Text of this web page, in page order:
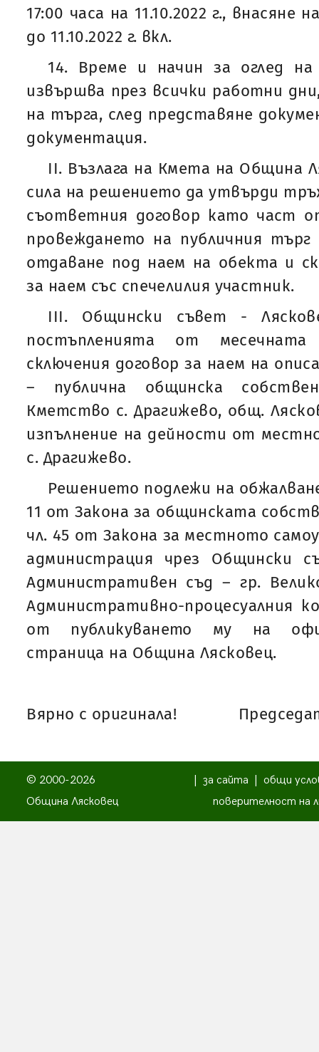
17:00 часа на 11.10.2022 г., внасяне
до 11.10.2022 г. вкл.
14. Време и начин за оглед
извършва през всички работни
на търга, след представяне
документация.
II. Възлага на Кмета на Община
сила на решението да утвърди
съответния договор като част
провеждането на публичния
отдаване под наем на обекта и
за наем със спечелилия участник.
III. Общински съвет -
постъпленията от
сключения договор за наем на
– публична общинска
Кметство с. Драгижево, общ.
изпълнение на дейности от
с. Драгижево.
Решението подлежи на
11 от Закона за общинската
чл. 45 от Закона за местното
администрация чрез Общински
Административен съд – гр.
Административно-процесуалния
от публикуването му на
страница на Община Лясковец.
Вярно с оригинала!
© 2000-2026
Община Лясковец
за сайта
общи
поверителност на